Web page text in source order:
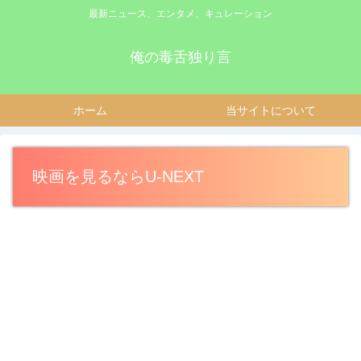
最新ニュース、エンタメ、キュレーション
俺の毒舌独り言
ホーム 当サイトについて
映画を見るならU-NEXT